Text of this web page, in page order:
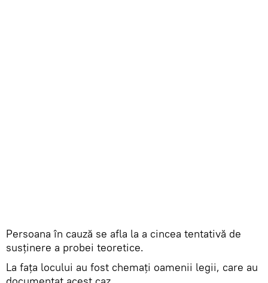
Persoana în cauză se afla la a cincea tentativă de
susținere a probei teoretice.
La faţa locului au fost chemați oamenii legii, care au